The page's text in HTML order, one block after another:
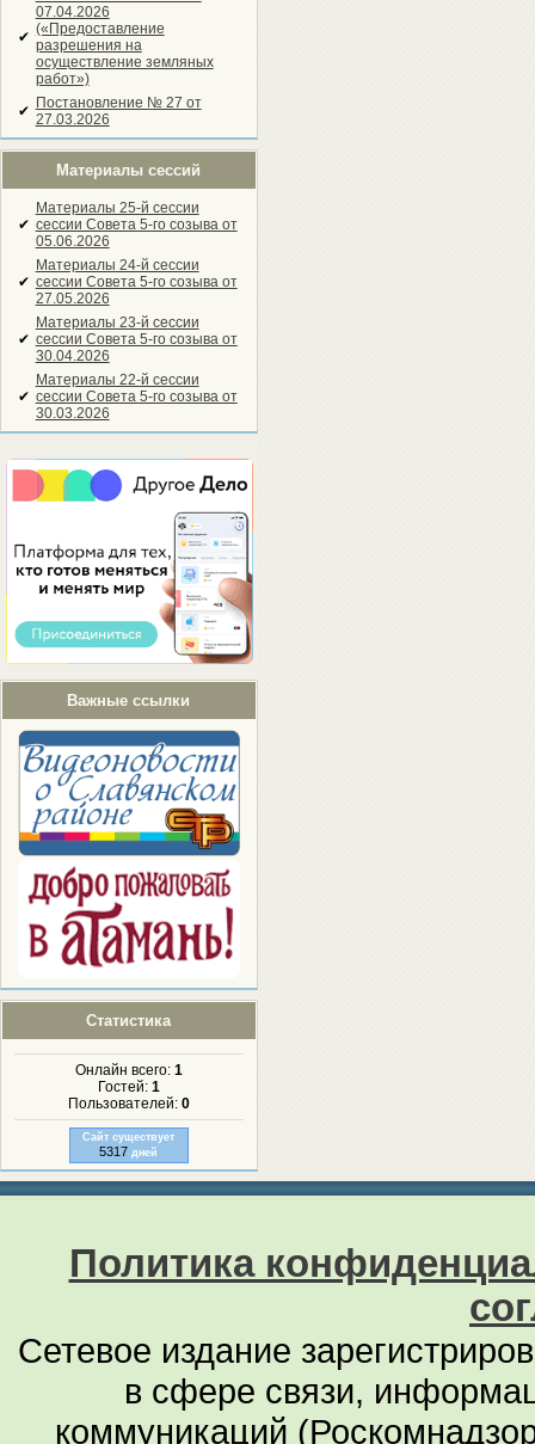
✔
07.04.2026
(«Предоставление
разрешения на
осуществление земляных
работ»)
✔ Постановление № 27 от
27.03.2026
Материалы сессий
✔
Материалы 25-й сессии
сессии Совета 5-го созыва от
05.06.2026
✔
Материалы 24-й сессии
сессии Совета 5-го созыва от
27.05.2026
✔
Материалы 23-й сессии
сессии Совета 5-го созыва от
30.04.2026
✔
Материалы 22-й сессии
сессии Совета 5-го созыва от
30.03.2026
Важные ссылки
Статистика
Онлайн всего: 1
Гостей: 1
Пользователей: 0
Сайт существует
5317 дней
Политика
Сетевое издание
в сфере связи,
коммуникаций